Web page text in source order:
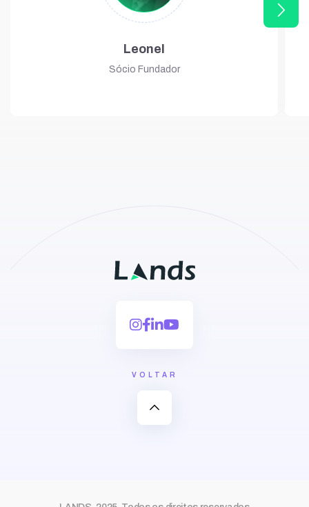
Leonel
Sócio Fundador
arrow_forward_ios
VOLTAR
expand_less